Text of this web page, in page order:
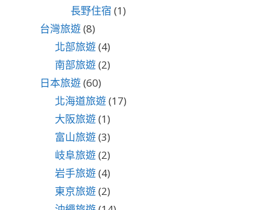
長野住宿 (1)
台灣旅遊(8)
北部旅遊(4)
南部旅遊(2)
日本旅遊(60)
北海道旅遊(17)
大阪旅遊(1)
富山旅遊(3)
岐阜旅遊(2)
岩手旅遊(4)
東京旅遊(2)